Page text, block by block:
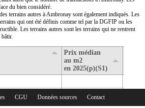
CGU Données sources Contact
du bien considéré.
terrains autres à Ambronay sont également indiqués. Les
qui ont été définis comme tel par la DGFIP ou les
Les terrains autres sont les terrains qui ne rentrent
Prix médian
au m2
en 2025(p)(S1)
à 80 m2